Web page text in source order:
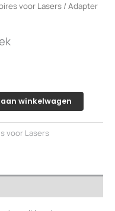
voor Lasers / Adapter
winkelwagen
voor Lasers